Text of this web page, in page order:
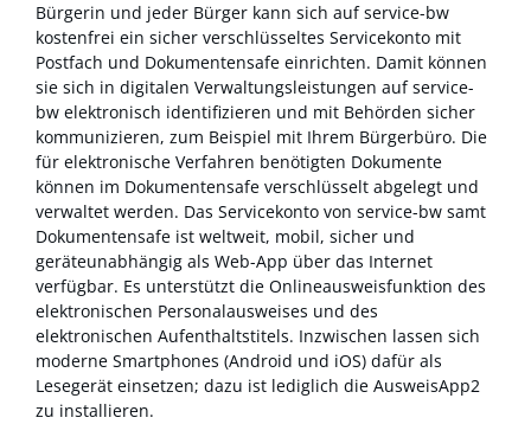
Bürgerin und jeder Bürger kann sich auf service-bw
kostenfrei ein sicher verschlüsseltes Servicekonto mit
Postfach und Dokumentensafe einrichten. Damit können
sie sich in digitalen Verwaltungsleistungen auf service-
bw elektronisch identifizieren und mit Behörden sicher
kommunizieren, zum Beispiel mit Ihrem Bürgerbüro. Die
für elektronische Verfahren benötigten Dokumente
können im Dokumentensafe verschlüsselt abgelegt und
verwaltet werden. Das Servicekonto von service-bw samt
Dokumentensafe ist weltweit, mobil, sicher und
geräteunabhängig als Web-App über das Internet
verfügbar. Es unterstützt die Onlineausweisfunktion des
elektronischen Personalausweises und des
elektronischen Aufenthaltstitels. Inzwischen lassen sich
moderne Smartphones (Android und iOS) dafür als
Lesegerät einsetzen; dazu ist lediglich die AusweisApp2
zu installieren.